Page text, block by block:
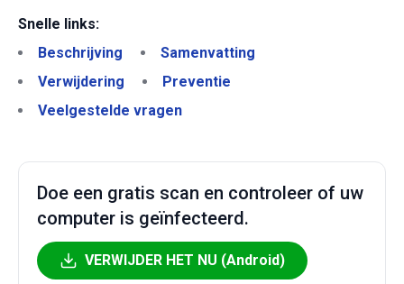
Snelle links:
Beschrijving
Samenvatting
Verwijdering
Preventie
Veelgestelde vragen
Doe een gratis scan en controleer of uw
computer is geïnfecteerd.
VERWIJDER HET NU (Android)